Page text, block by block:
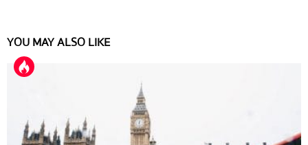
YOU MAY ALSO LIKE